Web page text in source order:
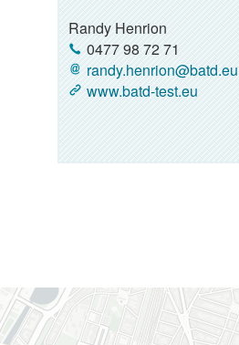
Randy Henrion
0477 98 72 71
randy.henrion@batd.eu
www.batd-test.eu